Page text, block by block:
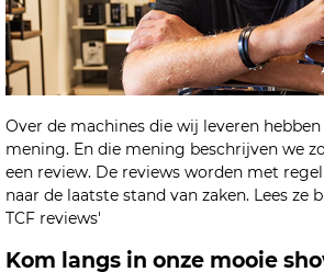
Over de machines die wij leveren
mening. En die mening beschrijven we
een review. De reviews worden met
naar de laatste stand van zaken. Lees ze
TCF reviews'
Kom langs in onze mooie